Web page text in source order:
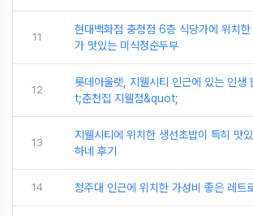
11
현대백화점 충청점 6층 식당가에 위치
가 맛있는 미식정순두부
12
롯데아울렛, 지웰시티 인근에 있는 인
t;춘천집 지웰점&quot;
13
지웰시티에 위치한 생선초밥이 특히 맛
하네 후기
14 청주대 인근에 위치한 가성비 좋은 레트